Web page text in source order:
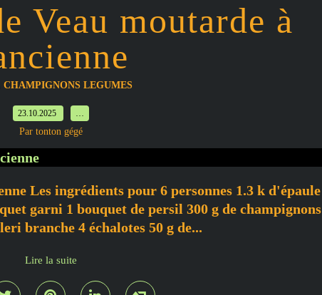
Veau moutarde à
CHAMPIGNONS LEGUMES
23.10.2025 …
Par tonton gégé
Les ingrédients pour 6 personnes 1.3 k d'épaule
garni 1 bouquet de persil 300 g de champignons
branche 4 échalotes 50 g de...
Lire la suite